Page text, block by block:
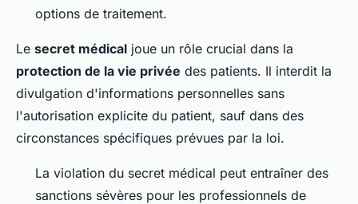
options de traitement.
Le secret médical joue un rôle crucial dans la
protection de la vie privée des patients. Il interdit la
divulgation d'informations personnelles sans
l'autorisation explicite du patient, sauf dans des
circonstances spécifiques prévues par la loi.
La violation du secret médical peut entraîner des
sanctions sévères pour les professionnels de